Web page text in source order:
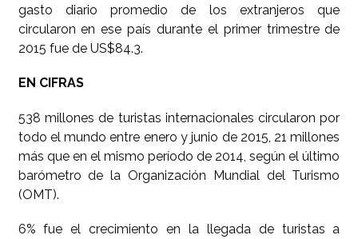
gasto diario promedio de los extranjeros que
circularon en ese país durante el primer trimestre de
2015 fue de US$84.3.
EN CIFRAS
538 millones de turistas internacionales circularon por
todo el mundo entre enero y junio de 2015, 21 millones
más que en el mismo período de 2014, según el último
barómetro de la Organización Mundial del Turismo
(OMT).
6% fue el crecimiento en la llegada de turistas a